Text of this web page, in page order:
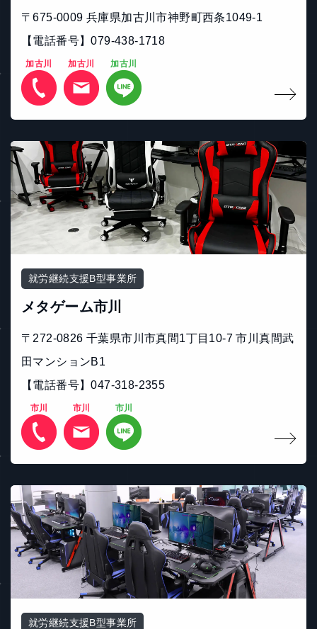
〒675-0009 兵庫県加古川市神野町西条1049-1
【電話番号】079-438-1718
加古川 加古川 加古川
就労継続支援B型事業所
メタゲーム市川
〒272-0826 千葉県市川市真間1丁目10-7 市川真間武
田マンションB1
【電話番号】047-318-2355
市川 市川 市川
就労継続支援B型事業所